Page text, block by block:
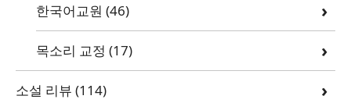
한국어교원 (46)
목소리 교정 (17)
소설 리뷰 (114)